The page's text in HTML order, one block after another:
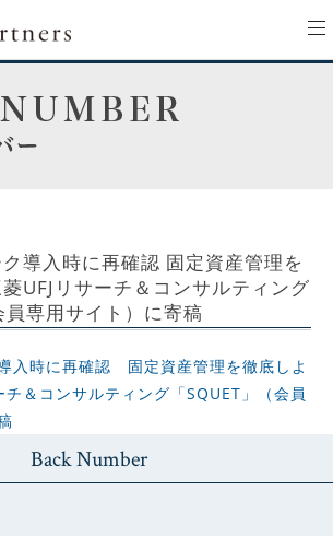
ク導入時に再確認 固定資産管理を
UFJリサーチ＆コンサルティング
員専用サイト）に寄稿
入時に再確認 固定資産管理を徹底しよ
チ＆コンサルティング「SQUET」（会員
Back Number